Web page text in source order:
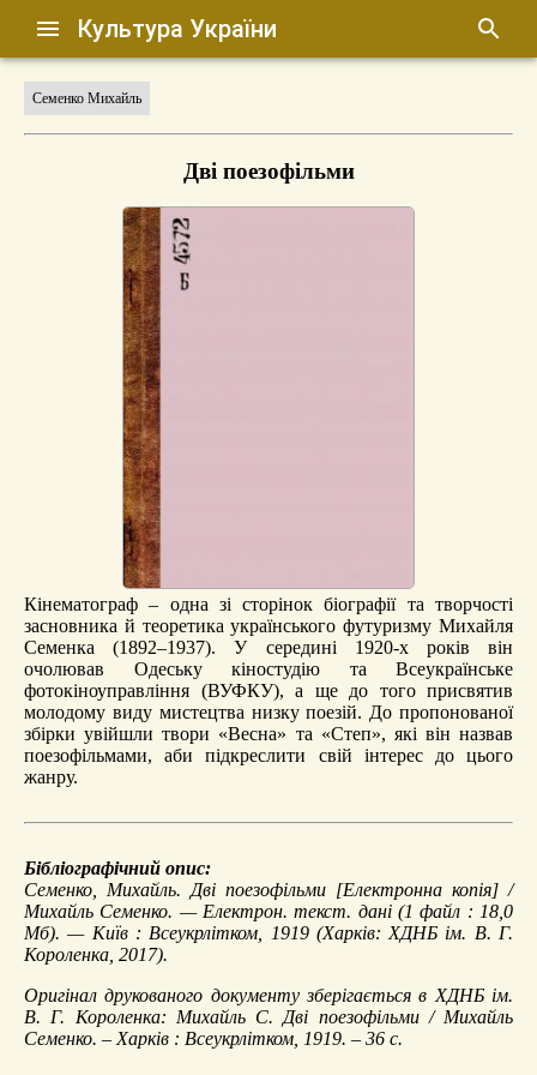
Культура України
Семенко Михайль
Дві поезофільми
Кінематограф – одна зі сторінок біографії та творчості
засновника й теоретика українського футуризму Михайля
Семенка (1892–1937). У середині 1920-х років він
очолював Одеську кіностудію та Всеукраїнське
фотокіноуправління (ВУФКУ), а ще до того присвятив
молодому виду мистецтва низку поезій. До пропонованої
збірки увійшли твори «Весна» та «Степ», які він назвав
поезофільмами, аби підкреслити свій інтерес до цього
жанру.
Бібліографічний опис:
Семенко, Михайль. Дві поезофільми [Електронна копія] /
Михайль Семенко. — Електрон. текст. дані (1 файл : 18,0
Мб). — Київ : Всеукрлітком, 1919 (Харків: ХДНБ ім. В. Г.
Короленка, 2017).
Оригінал друкованого документу зберігається в ХДНБ ім.
В. Г. Короленка: Михайль С. Дві поезофільми / Михайль
Семенко. – Харків : Всеукрлітком, 1919. – 36 с.